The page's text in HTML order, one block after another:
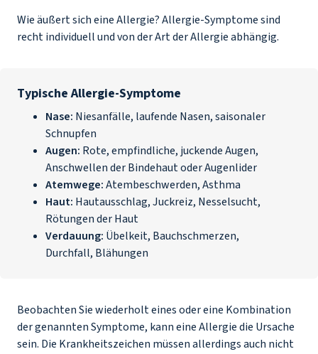
Wie äußert sich eine Allergie? Allergie-Symptome sind
recht individuell und von der Art der Allergie abhängig.
Typische Allergie-Symptome
Nase: Niesanfälle, laufende Nasen, saisonaler
Schnupfen
Augen: Rote, empfindliche, juckende Augen,
Anschwellen der Bindehaut oder Augenlider
Atemwege:Atembeschwerden,Asthma
Haut: Hautausschlag,Juckreiz, Nesselsucht,
Rötungen der Haut
Verdauung: Übelkeit, Bauchschmerzen,
Durchfall, Blähungen
Beobachten Sie wiederholt eines oder eine Kombination
der genannten Symptome, kann eine Allergie die Ursache
sein. Die Krankheitszeichen müssen allerdings auch nicht